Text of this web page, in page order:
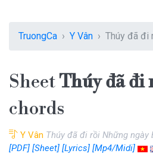
TruongCa Y Vân Thúy đã đi
SheetThúy đã đi
chords
Y Vân Thúy đã đi rồi Những
[PDF] [Sheet] [Lyrics] [Mp4/Midi]